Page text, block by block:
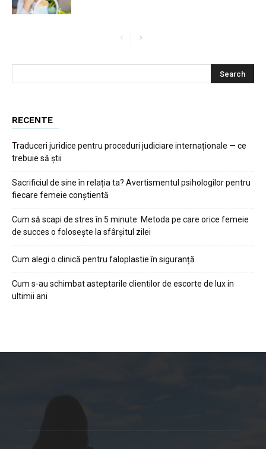
RECENTE
Traduceri juridice pentru proceduri judiciare internaționale — ce
trebuie să știi
Sacrificiul de sine în relația ta? Avertismentul psihologilor pentru
fiecare femeie conștientă
Cum să scapi de stres în 5 minute: Metoda pe care orice femeie
de succes o folosește la sfârșitul zilei
Cum alegi o clinică pentru faloplastie în siguranță
Cum s-au schimbat asteptarile clientilor de escorte de lux in
ultimii ani